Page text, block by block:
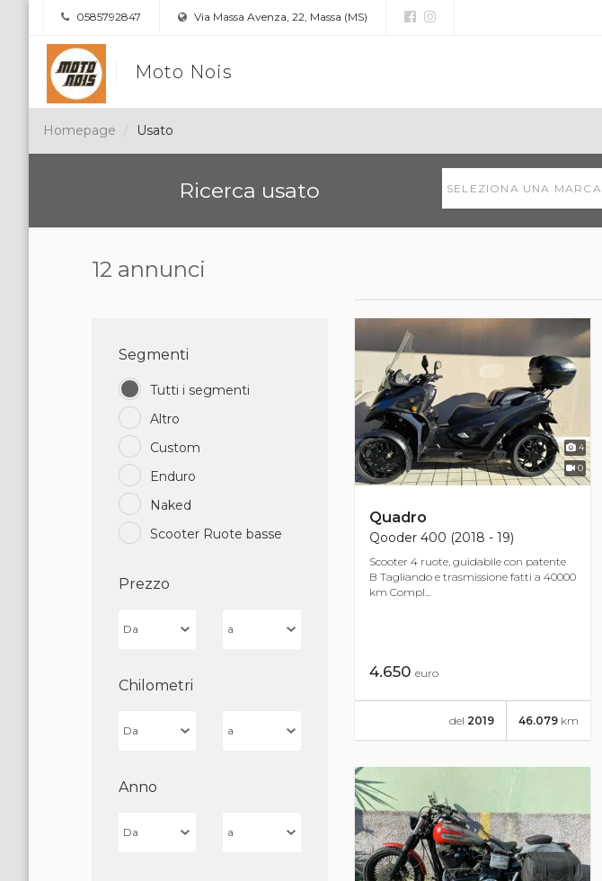
0585792847 Via Massa Avenza, 22, Massa (MS)
Moto Nois
Homepage Usato
Ricerca usato SELEZIONA UNA MARCA
12 annunci
Segmenti
Tutti i segmenti
Altro
Custom
Enduro
Naked
Scooter Ruote basse
Prezzo
Chilometri
Anno
4
0
Quadro
Qooder 400 (2018 - 19)
Scooter 4 ruote, guidabile con patente
B Tagliando e trasmissione fatti a 40000
km Compl...
4.650 euro
46.079 km
del 2019